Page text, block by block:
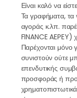
Είναι καλό να
Τα γραφήματα, τα
αγοράς κ.λπ.
FINANCE AEPEY)
Παρέχονται μόνο
συνιστούν ούτε
επενδυτικής
προσφοράς ή